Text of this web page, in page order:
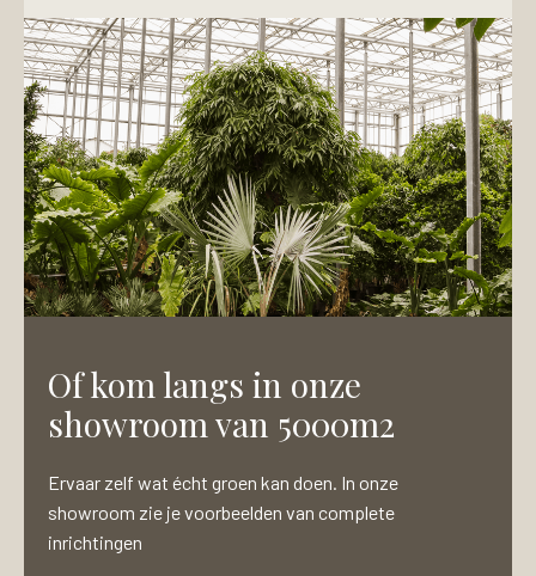
m
e
r
L
a
y
-
o
u
t
N
a
a
n
n
u
m
m
e
r
Of kom langs in onze
showroom van 5000m2
Ervaar zelf wat écht groen kan doen. In onze
showroom zie je voorbeelden van complete
inrichtingen